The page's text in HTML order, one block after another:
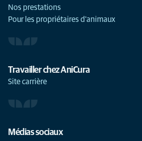
Nos prestations
Pour les propriétaires d'animaux
Travailler chez AniCura
Site carrière
Médias sociaux